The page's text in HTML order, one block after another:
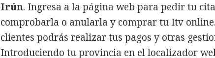
Irún. Ingresa a la página web para pedir tu
comprobarla o anularla y comprar tu Itv
clientes podrás realizar tus pagos y otras
Introduciendo tu provincia en el localizador